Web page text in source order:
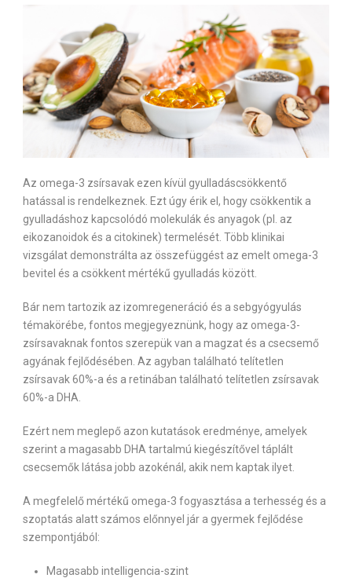
Az omega-3 zsírsavak ezen kívül gyulladáscsökkentő
hatással is rendelkeznek. Ezt úgy érik el, hogy csökkentik a
gyulladáshoz kapcsolódó molekulák és anyagok (pl. az
eikozanoidok és a citokinek) termelését. Több klinikai
vizsgálat demonstrálta az összefüggést az emelt omega-3
bevitel és a csökkent mértékű gyulladás között.
Bár nem tartozik az izomregeneráció és a sebgyógyulás
témakörébe, fontos megjegyeznünk, hogy az omega-3-
zsírsavaknak fontos szerepük van a magzat és a csecsemő
agyának fejlődésében. Az agyban található telítetlen
zsírsavak 60%-a és a retinában található telítetlen zsírsavak
60%-a DHA.
Ezért nem meglepő azon kutatások eredménye, amelyek
szerint a magasabb DHA tartalmú kiegészítővel táplált
csecsemők látása jobb azokénál, akik nem kaptak ilyet.
A megfelelő mértékű omega-3 fogyasztása a terhesség és a
szoptatás alatt számos előnnyel jár a gyermek fejlődése
szempontjából:
Magasabb intelligencia-szint